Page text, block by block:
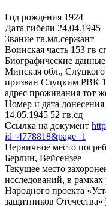
Год рождения 1924
Дата гибели 24.04.1945
Звание гв.мл.сержант
Воинская часть 153 гв
Биографические
Минская обл.,
призван Слуцким РВК
адрес проживания тот
Номер и дата
14.05.1945 52 гв.сд
Ссылка на документ
id=4778818&page=1
Первичное место
Берлин, Вейсензее
Текущее место
исследований, в рамках
Народного проекта
защитников Отечества»